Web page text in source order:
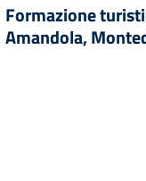
Formazione
Amandola,